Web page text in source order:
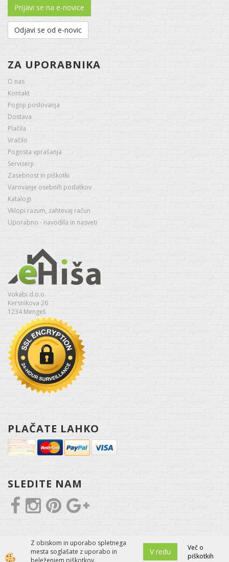
Prijavi se na e-novice
Odjavi se od e-novic
ZA UPORABNIKA
O nas
Kontakt
Pogoji poslovanja
Dostava
Plačila
Vračilo
Pogosta vprašanja
Serviserji
Zasebnost in piškotki
Varovanje osebnih podatkov
Katalogi
Vklopi razum, zahtevaj račun
Uporabno - navodila in nasveti
Vokabi d.o.o.
Kersnikova 26
1234 Mengeš
PLAČATE LAHKO
SLEDITE NAM
Izdelava spletne trgovine
Z obiskom in uporabo spletnega
mesta soglašate z uporabo in
beleženjem piškotkov.
V redu
Več o
piškotkih